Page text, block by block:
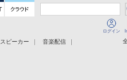
ログイン
スピーカー
音楽配信